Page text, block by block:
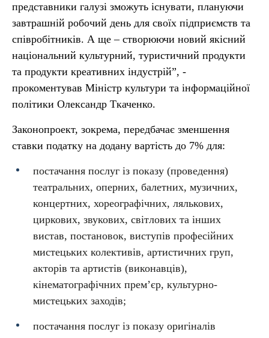
представники галузі зможуть існувати, плануючи
завтрашній робочий день для своїх підприємств та
співробітників. А ще – створюючи новий якісний
національний культурний, туристичний продукти
та продукти креативних індустрій”, -
прокоментував Міністр культури та інформаційної
політики Олександр Ткаченко.
Законопроект, зокрема, передбачає зменшення
ставки податку на додану вартість до 7% для:
постачання послуг із показу (проведення)
театральних, оперних, балетних, музичних,
концертних, хореографічних, лялькових,
циркових, звукових, світлових та інших
вистав, постановок, виступів професійних
мистецьких колективів, артистичних груп,
акторів та артистів (виконавців),
кінематографічних прем’єр, культурно-
мистецьких заходів;
постачання послуг із показу оригіналів